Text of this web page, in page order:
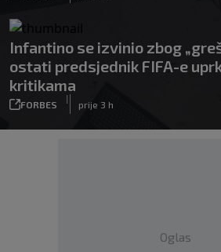
Infantino se izvinio zbog
ostati predsjednik FIFA-e
kritikama
FORBES
|
prije 3 h
Oglas